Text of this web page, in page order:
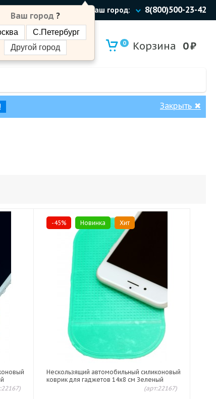
Ваш город:
Ваш город ?
С.Петербург
Другой город
8(800)500-23-42
0 Корзина 0₽
Закрыть ✖
-45% Новинка Хит
Нескользящий автомобильный силиконовый
коврик для гаджетов 14х8 см Зеленый
(арт:22167)